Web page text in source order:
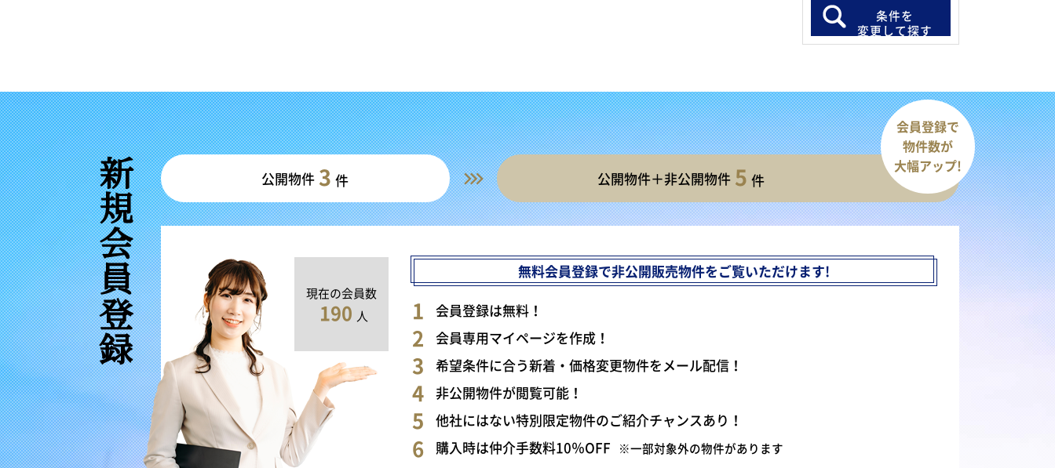
条件を
変更して探す
新規会員登録 公開物件 3 件 公開物件＋非公開物件 5 件
会員登録で
物件数が
大幅アップ!
現在の会員数
190 人
無料会員登録で非公開販売物件をご覧いただけます!
会員登録は無料！
会員専用マイページを作成！
希望条件に合う新着・価格変更物件をメール配信！
非公開物件が閲覧可能！
他社にはない特別限定物件のご紹介チャンスあり！
購入時は仲介手数料10％OFF ※一部対象外の物件があります